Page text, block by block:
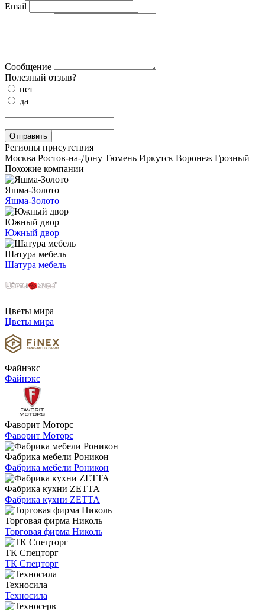
Email
Сообщение
Полезный отзыв?
нет
да
Отправить
Регионы присутствия
Москва Ростов-на-Дону Тюмень Иркутск Воронеж Грозный
Похожие компании
Яшма-Золото
Яшма-Золото
Южный двор
Южный двор
Шатура мебель
Шатура мебель
Цветы мира
Цветы мира
Файнэкс
Файнэкс
Фаворит Моторс
Фаворит Моторс
Фабрика мебели Роникон
Фабрика мебели Роникон
Фабрика кухни ZETTA
Фабрика кухни ZETTA
Торговая фирма Николь
Торговая фирма Николь
ТК Спецторг
ТК Спецторг
Техносила
Техносила